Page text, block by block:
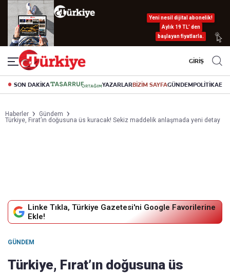
Yeni nesil dijital abonelik!
Aylık 19 TL’ den
başlayan fiyatlarla.
GİRİŞ
SON DAKİKA YAZARLARBİZİM SAYFAGÜNDEMPOLİTİKA
Haberler
Gündem
Türkiye, Fırat’ın doğusuna üs kuracak! Sekiz maddelik anlaşmada yeni detay
Linke Tıkla, Türkiye Gazetesi'ni Google Favorilerine
Ekle!
GÜNDEM
Türkiye, Fırat’ın doğusuna üs